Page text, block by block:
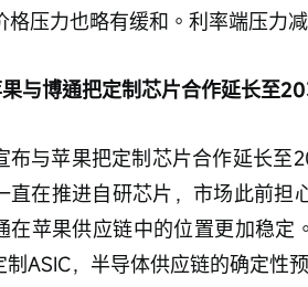
格压力也略有缓和。利率端压力
与博通把定制芯片合作延长至
布与苹果把定制芯片合作延长至
直在推进自研芯片，市场此前担
在苹果供应链中的位置更加稳定
制ASIC，半导体供应链的确定性